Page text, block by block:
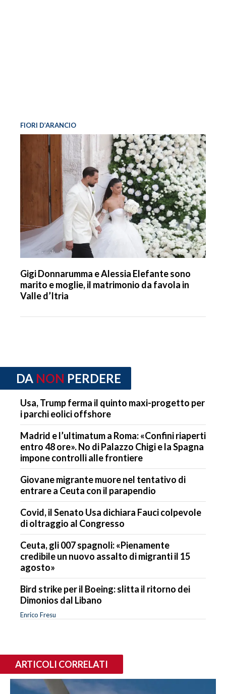
FIORI D’ARANCIO
Gigi Donnarumma e Alessia Elefante sono
marito e moglie, il matrimonio da favola in
Valle d’Itria
DA NON PERDERE
Usa, Trump ferma il quinto maxi-progetto per
i parchi eolici offshore
Madrid e l’ultimatum a Roma: «Confini riaperti
entro 48 ore». No di Palazzo Chigi e la Spagna
impone controlli alle frontiere
Giovane migrante muore nel tentativo di
entrare a Ceuta con il parapendio
Covid, il Senato Usa dichiara Fauci colpevole
di oltraggio al Congresso
Ceuta, gli 007 spagnoli: «Pienamente
credibile un nuovo assalto di migranti il 15
agosto»
Bird strike per il Boeing: slitta il ritorno dei
Dimonios dal Libano
Enrico Fresu
ARTICOLI CORRELATI